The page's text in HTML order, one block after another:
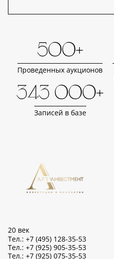
500+
Проведенных аукционов
343 000+
Записей в базе
20 век
Тел.: +7 (495) 128-35-53
Тел.: +7 (925) 905-35-53
Тел.: +7 (925) 075-35-53